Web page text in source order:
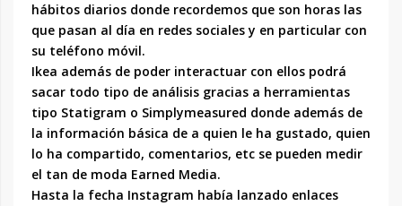
hábitos diarios donde recordemos que son horas las
que pasan al día en redes sociales y en particular con
su teléfono móvil.
Ikea además de poder interactuar con ellos podrá
sacar todo tipo de análisis gracias a herramientas
tipo Statigram o Simplymeasured donde además de
la información básica de a quien le ha gustado, quien
lo ha compartido, comentarios, etc se pueden medir
el tan de moda Earned Media.
Hasta la fecha Instagram había lanzado enlaces